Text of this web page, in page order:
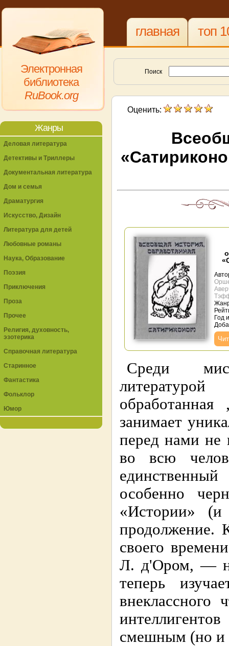
Электронная
библиотека
RuBook.org
главная топ
Поиск
Оценить:
Год
Среди
занимает
перед нами не
во всю
особенно
«Истории»
продолжение.
своего
Л. д'Ором, — не
теперь
внеклассного
смешным (но и
Жанры
Деловая литература
Детективы и Триллеры
Документальная литература
Дом и семья
Драматургия
Искусство, Дизайн
Литература для детей
Любовные романы
Наука, Образование
Поэзия
Приключения
Проза
Прочее
Религия, духовность,
эзотерика
Справочная литература
Старинное
Фантастика
Фольклор
Юмор